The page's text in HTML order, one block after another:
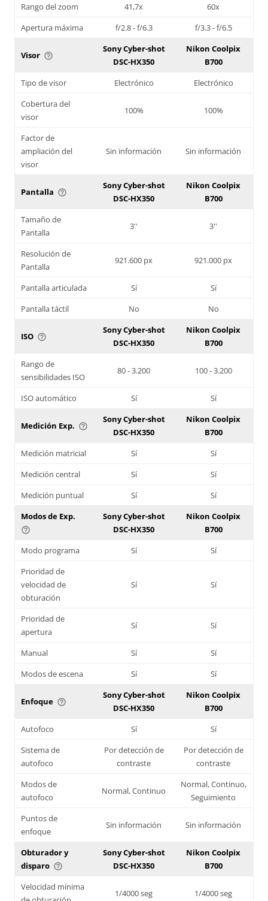
Rango del zoom
41,7x
60x
Apertura máxima
f/2.8 - f/6.3 f/3.3 - f/6.5
Visor help_outline
Sony Cyber-shot
DSC-HX350
Nikon Coolpix
B700
Tipo de visor
Electrónico
Electrónico
Cobertura del
visor
100% 100%
Factor de
ampliación del
visor
Sin información Sin información
Pantalla help_outline
Sony Cyber-shot
DSC-HX350
Nikon Coolpix
B700
Tamaño de
Pantalla
3'' 3''
Resolución de
Pantalla
921.600 px 921.000 px
Pantalla articulada Sí
Sí
Pantalla táctil
No No
ISO help_outline
Sony Cyber-shot
DSC-HX350
Nikon Coolpix
B700
Rango de
sensibilidades ISO
80 - 3.200 100 - 3.200
ISO automático Sí Sí
Medición Exp. help_outline
Sony Cyber-shot
DSC-HX350
Nikon Coolpix
B700
Medición matricial
Sí
Sí
Medición central
Sí
Sí
Medición puntual
Sí
Sí
Modos de Exp.
help_outline
Sony Cyber-shot
DSC-HX350
Nikon Coolpix
B700
Modo programa
Sí
Sí
Prioridad de
velocidad de
obturación
Sí Sí
Prioridad de
apertura
Sí Sí
Manual Sí
Sí
Modos de escena
Sí Sí
Enfoque help_outline
Sony Cyber-shot
DSC-HX350
Nikon Coolpix
B700
Autofoco
Sí
Sí
Sistema de
autofoco
Por detección de
contraste
Por detección de
contraste
Modos de
autofoco
Normal, Continuo
Normal, Continuo,
Seguimiento
Puntos de
enfoque
Sin información Sin información
Obturador y
disparo help_outline
Sony Cyber-shot
DSC-HX350
Nikon Coolpix
B700
Velocidad mínima
1/4000 seg 1/4000 seg